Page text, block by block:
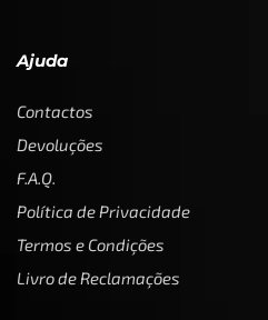
Ajuda
Contactos
Devoluções
F.A.Q.
Política de Privacidade
Termos e Condições
Livro de Reclamações